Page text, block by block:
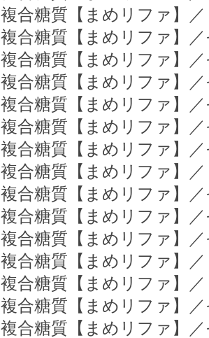
複合糖質【まめリファ】
複合糖質【まめリファ】
複合糖質【まめリファ】
複合糖質【まめリファ】
複合糖質【まめリファ】
複合糖質【まめリファ】
複合糖質【まめリファ】
複合糖質【まめリファ】
複合糖質【まめリファ】
複合糖質【まめリファ】
複合糖質【まめリファ】
複合糖質【まめリファ】
複合糖質【まめリファ】
複合糖質【まめリファ】
複合糖質【まめリファ】